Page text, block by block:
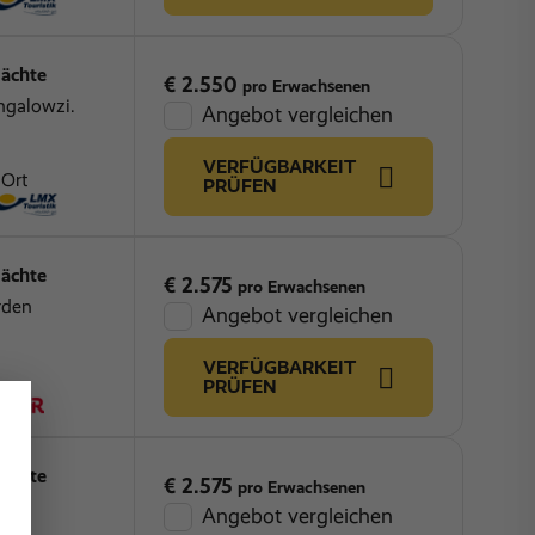
€ 2.550 pro Erwachsenen
Angebot vergleichen
VERFÜGBARKEIT
PRÜFEN
€ 2.575 pro Erwachsenen
Angebot vergleichen
VERFÜGBARKEIT
PRÜFEN
€ 2.575 pro Erwachsenen
Angebot vergleichen